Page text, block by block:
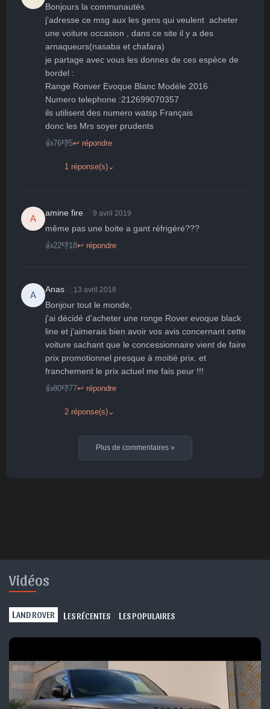
Bonjours la communautés
j'adresse ce msg aux les gens qui veulent  acheter
une voiture occasion , dans ce site il y a des
arnaqueurs(nasaba et chafara)
je partage avec vous les donnes de ces espèce de
bordel :
Range Ronver Evoque Blanc Modéle 2016
Numero telephone :212699070357
ils utilisent des numero watsp Français
👍76👎5↩ répondre
1 réponse(s) ⌄
A
amine fire 9 avril 2019
même pas une boite a gant réfrigéré???
👍22👎18↩ répondre
A
Anas 13 avril 2018
Bonjour tout le monde,
j'ai décidé d'acheter une ronge Rover evoque black
line et j'aimerais bien avoir vos avis concernant cette
voiture sachant que le concessionnaire vient de faire
prix promotionnel presque à moitié prix. et
franchement le prix actuel me fais peur !!!
👍80👎77↩ répondre
2 réponse(s) ⌄
Plus de commentaires »
Vidéos
L AND ROVER L ES RÉCENTES L ES POPULAIRES